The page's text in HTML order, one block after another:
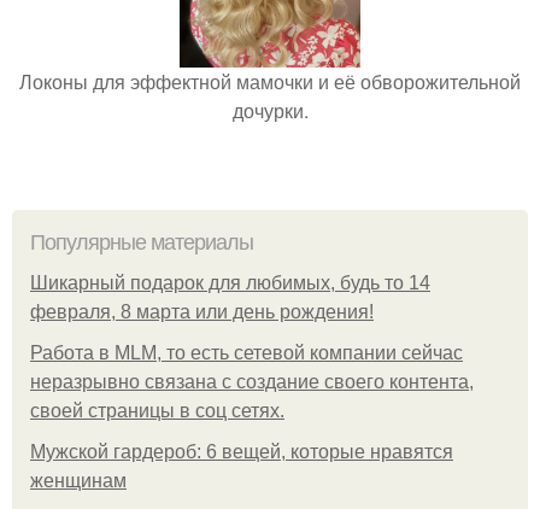
Локоны для эффектной мамочки и её обворожительной
дочурки.
Популярные материалы
Шикарный подарок для любимых, будь то 14
февраля, 8 марта или день рождения!
Работа в MLM, то есть сетевой компании сейчас
неразрывно связана с создание своего контента,
своей страницы в соц сетях.
Мужской гардероб: 6 вещей, которые нравятся
женщинам